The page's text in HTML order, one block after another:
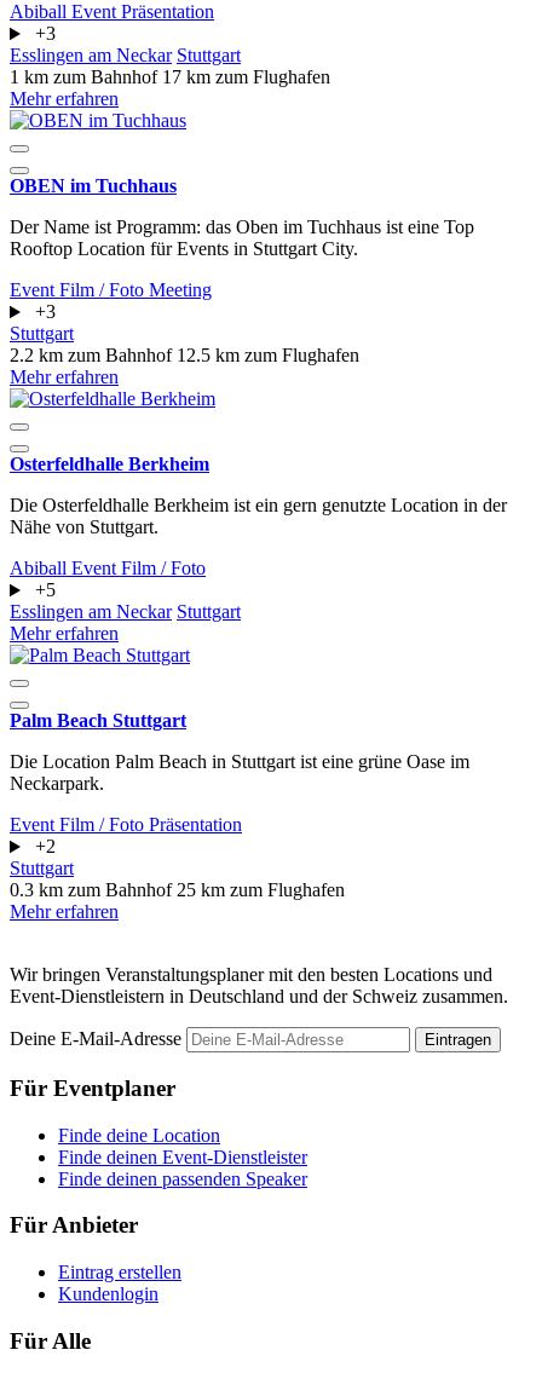
Abiball Event Präsentation
+3
Esslingen am Neckar Stuttgart
1 km zum Bahnhof 17 km zum Flughafen
Mehr erfahren
OBEN im Tuchhaus
Der Name ist Programm: das Oben im Tuchhaus ist eine Top
Rooftop Location für Events in Stuttgart City.
Event Film / Foto Meeting
+3
Stuttgart
2.2 km zum Bahnhof 12.5 km zum Flughafen
Mehr erfahren
Osterfeldhalle Berkheim
Die Osterfeldhalle Berkheim ist ein gern genutzte Location in der
Nähe von Stuttgart.
Abiball Event Film / Foto
+5
Esslingen am Neckar Stuttgart
Mehr erfahren
Palm Beach Stuttgart
Die Location Palm Beach in Stuttgart ist eine grüne Oase im
Neckarpark.
Event Film / Foto Präsentation
+2
Stuttgart
0.3 km zum Bahnhof 25 km zum Flughafen
Mehr erfahren
Wir bringen Veranstaltungsplaner mit den besten Locations und
Event-Dienstleistern in Deutschland und der Schweiz zusammen.
Deine E-Mail-Adresse Eintragen
Für Eventplaner
Finde deine Location
Finde deinen Event-Dienstleister
Finde deinen passenden Speaker
Für Anbieter
Eintrag erstellen
Kundenlogin
Für Alle